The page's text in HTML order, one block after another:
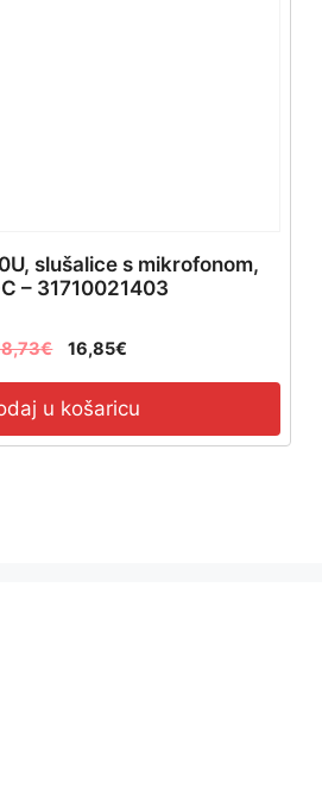
slušalice s mikrofonom,
– 31710021403
€ 16,85€
u košaricu